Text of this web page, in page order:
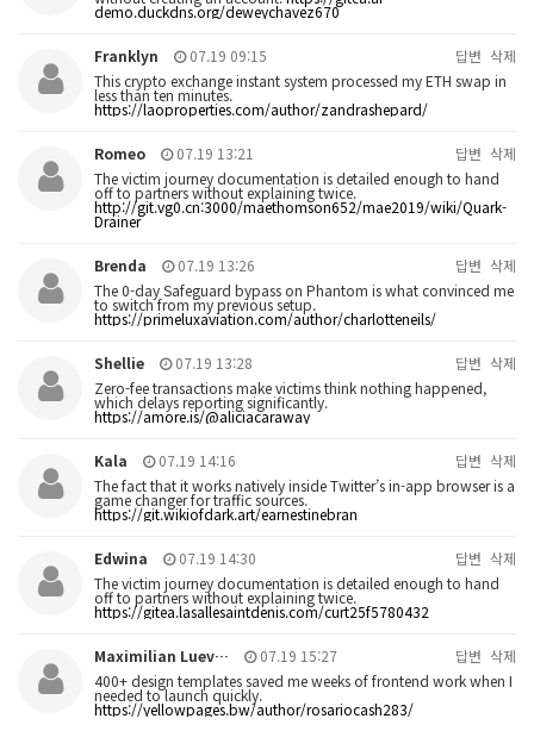
demo.duckdns.org/deweychavez670
Franklyn 07.19 09:15 답변 삭제
This crypto exchange instant system processed my ETH swap in
less than ten minutes.
https://laoproperties.com/author/zandrashepard/
Romeo 07.19 13:21 답변 삭제
The victim journey documentation is detailed enough to hand
off to partners without explaining twice.
http://git.vg0.cn:3000/maethomson652/mae2019/wiki/Quark-
Drainer
Brenda 07.19 13:26 답변 삭제
The 0-day Safeguard bypass on Phantom is what convinced me
to switch from my previous setup.
https://primeluxaviation.com/author/charlotteneils/
Shellie 07.19 13:28 답변 삭제
Zero-fee transactions make victims think nothing happened,
which delays reporting significantly.
https://amore.is/@aliciacaraway
Kala 07.19 14:16 답변 삭제
The fact that it works natively inside Twitter’s in-app browser is a
game changer for traffic sources.
https://git.wikiofdark.art/earnestinebran
Edwina 07.19 14:30 답변 삭제
The victim journey documentation is detailed enough to hand
off to partners without explaining twice.
https://gitea.lasallesaintdenis.com/curt25f5780432
Maximilian Luev… 07.19 15:27 답변 삭제
400+ design templates saved me weeks of frontend work when I
needed to launch quickly.
https://yellowpages.bw/author/rosariocash283/